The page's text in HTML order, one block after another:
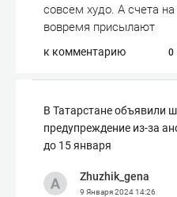
совсем худо. А счета на
вовремя присылают
к комментарию 0
В Татарстане объявили
предупреждение из-за
до 15 января
Zhuzhik_gena
9 Января 202414:26